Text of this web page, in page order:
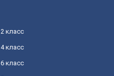
2 класс
4 класс
6 класс